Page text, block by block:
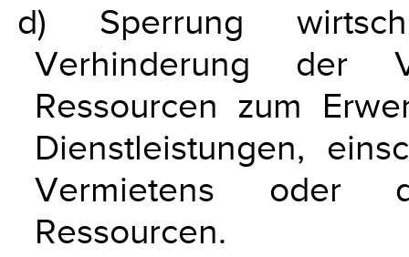
d) Sperrung
Verhinderung der
Ressourcen zum
Dienstleistungen,
Vermietens oder
Ressourcen.